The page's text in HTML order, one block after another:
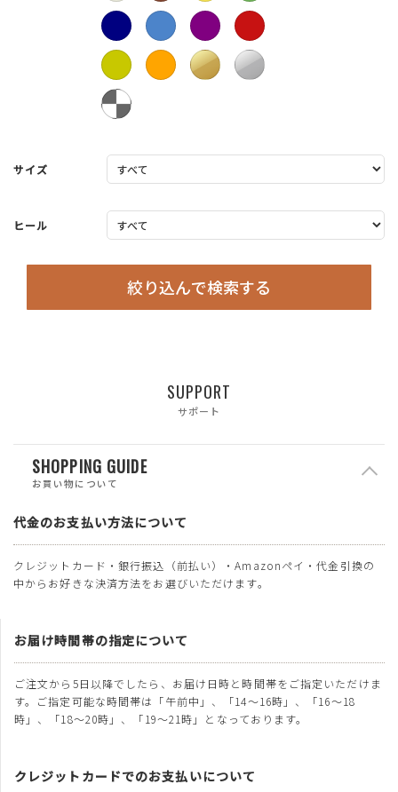
サイズ
ヒール
絞り込んで検索する
SUPPORT
サポート
SHOPPING GUIDE
お買い物について
代金のお支払い方法について
クレジットカード・銀行振込（前払い）・Amazonペイ・代金引換の
中からお好きな決済方法をお選びいただけます。
お届け時間帯の指定について
ご注文から5日以降でしたら、お届け日時と時間帯をご指定いただけま
す。ご指定可能な時間帯は「午前中」、「14～16時」、「16～18
時」、「18～20時」、「19～21時」となっております。
クレジットカードでのお支払いについて